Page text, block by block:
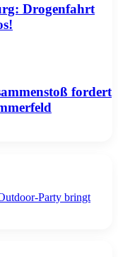
Drogenfahrt
fordert
Party bringt